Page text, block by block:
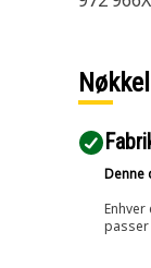
Nøkkel
Denne
passer